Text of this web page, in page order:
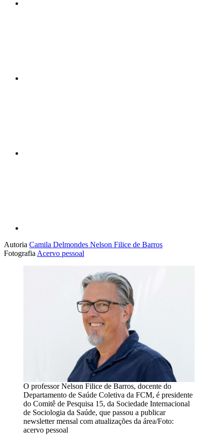
Autoria Camila Delmondes Nelson Filice de Barros
Fotografia Acervo pessoal
O professor Nelson Filice de Barros, docente do
Departamento de Saúde Coletiva da FCM, é presidente
do Comitê de Pesquisa 15, da Sociedade Internacional
de Sociologia da Saúde, que passou a publicar
newsletter mensal com atualizações da área/Foto:
acervo pessoal